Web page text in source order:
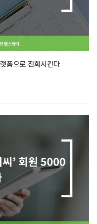
폼으로 진화시킨다